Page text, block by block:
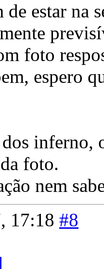
de estar na
foto
espero
inferno,
foto.
nem
17:18 #8